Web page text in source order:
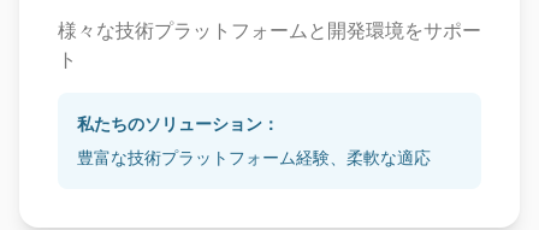
様々な技術プラットフォームと開発環境をサポー
ト
私たちのソリューション：
豊富な技術プラットフォーム経験、柔軟な適応